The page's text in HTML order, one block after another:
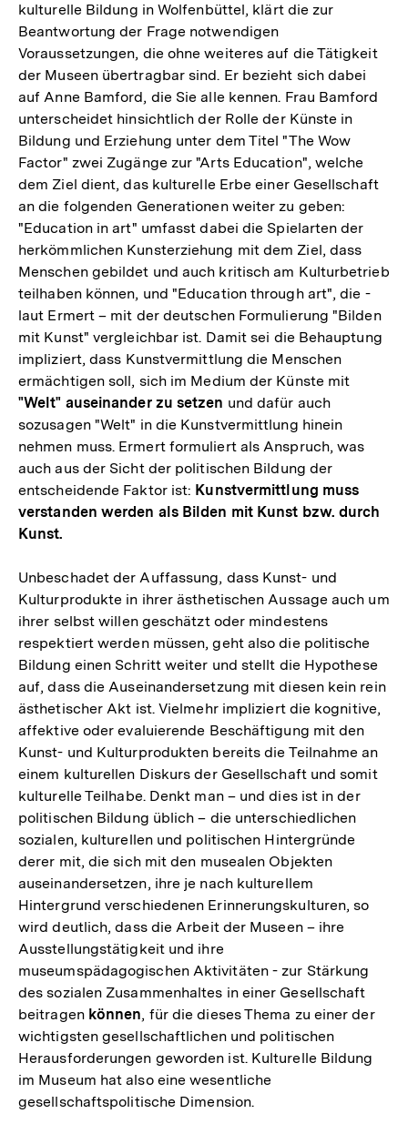
kulturelle Bildung in Wolfenbüttel, klärt die zur
Beantwortung der Frage notwendigen
Voraussetzungen, die ohne weiteres auf die Tätigkeit
der Museen übertragbar sind. Er bezieht sich dabei
auf Anne Bamford, die Sie alle kennen. Frau Bamford
unterscheidet hinsichtlich der Rolle der Künste in
Bildung und Erziehung unter dem Titel "The Wow
Factor" zwei Zugänge zur "Arts Education", welche
dem Ziel dient, das kulturelle Erbe einer Gesellschaft
an die folgenden Generationen weiter zu geben:
"Education in art" umfasst dabei die Spielarten der
herkömmlichen Kunsterziehung mit dem Ziel, dass
Menschen gebildet und auch kritisch am Kulturbetrieb
teilhaben können, und "Education through art", die -
laut Ermert – mit der deutschen Formulierung "Bilden
mit Kunst" vergleichbar ist. Damit sei die Behauptung
impliziert, dass Kunstvermittlung die Menschen
ermächtigen soll, sich im Medium der Künste mit
"Welt" auseinander zu setzen und dafür auch
sozusagen "Welt" in die Kunstvermittlung hinein
nehmen muss. Ermert formuliert als Anspruch, was
auch aus der Sicht der politischen Bildung der
entscheidende Faktor ist: Kunstvermittlung muss
verstanden werden als Bilden mit Kunst bzw. durch
Kunst.
Unbeschadet der Auffassung, dass Kunst- und
Kulturprodukte in ihrer ästhetischen Aussage auch um
ihrer selbst willen geschätzt oder mindestens
respektiert werden müssen, geht also die politische
Bildung einen Schritt weiter und stellt die Hypothese
auf, dass die Auseinandersetzung mit diesen kein rein
ästhetischer Akt ist. Vielmehr impliziert die kognitive,
affektive oder evaluierende Beschäftigung mit den
Kunst- und Kulturprodukten bereits die Teilnahme an
einem kulturellen Diskurs der Gesellschaft und somit
kulturelle Teilhabe. Denkt man – und dies ist in der
politischen Bildung üblich – die unterschiedlichen
sozialen, kulturellen und politischen Hintergründe
derer mit, die sich mit den musealen Objekten
auseinandersetzen, ihre je nach kulturellem
Hintergrund verschiedenen Erinnerungskulturen, so
wird deutlich, dass die Arbeit der Museen – ihre
Ausstellungstätigkeit und ihre
museumspädagogischen Aktivitäten - zur Stärkung
des sozialen Zusammenhaltes in einer Gesellschaft
beitragen können, für die dieses Thema zu einer der
wichtigsten gesellschaftlichen und politischen
Herausforderungen geworden ist. Kulturelle Bildung
im Museum hat also eine wesentliche
gesellschaftspolitische Dimension.